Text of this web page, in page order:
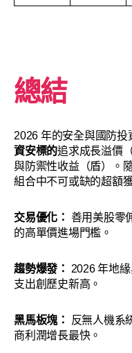
總結
2026 年的安全與國防
資安標的追求成長溢價
與防禦性收益（盾）。
組合中不可或缺的超額
交易優化： 善用美股零
的高單價進場門檻。
趨勢爆發：
2026 年地
支出創歷史新高。
黑馬板塊：
反無人機系
商利潤增長最快。